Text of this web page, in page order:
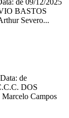
de 09/12/2025
BASTOS
Severo...
de
DOS
Campos